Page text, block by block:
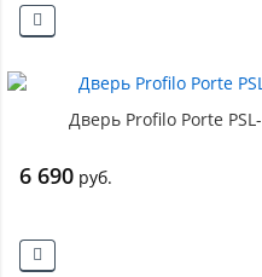
Дверь Profilo Porte
6 690 руб.